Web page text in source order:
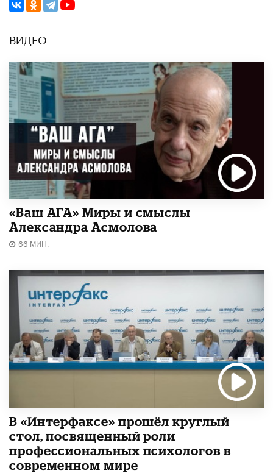
ВИДЕО
«Ваш АГА» Миры и смыслы
Александра Асмолова
66 МИН.
В «Интерфаксе» прошёл круглый
стол, посвященный роли
профессиональных психологов в
современном мире